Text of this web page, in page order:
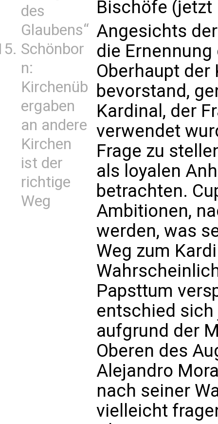
des
Glaubens“
Schönbor
n:
Kirchenüb
ergaben
an andere
Kirchen
ist der
richtige
Weg
Bischöfe
Angesichts
die
Oberhaupt
bevorstand,
Kardinal, der
verwendet
Frage zu
als loyalen
betrachten.
Ambitionen,
werden, was
Weg zum
Papsttum
entschied
aufgrund der
Oberen des
Alejandro
nach seiner
vielleicht